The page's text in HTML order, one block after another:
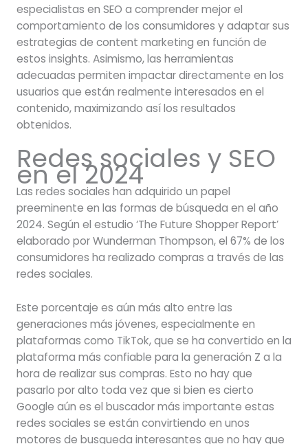
especialistas en SEO a comprender mejor el
comportamiento de los consumidores y adaptar sus
estrategias de content marketing en función de
estos insights. Asimismo, las herramientas
adecuadas permiten impactar directamente en los
usuarios que están realmente interesados en el
contenido, maximizando así los resultados
obtenidos.
Redes sociales y SEO
en el 2024
Las redes sociales han adquirido un papel
preeminente en las formas de búsqueda en el año
2024. Según el estudio ‘The Future Shopper Report’
elaborado por Wunderman Thompson, el 67% de los
consumidores ha realizado compras a través de las
redes sociales.
Este porcentaje es aún más alto entre las
generaciones más jóvenes, especialmente en
plataformas como TikTok, que se ha convertido en la
plataforma más confiable para la generación Z a la
hora de realizar sus compras. Esto no hay que
pasarlo por alto toda vez que si bien es cierto
Google aún es el buscador más importante estas
redes sociales se están convirtiendo en unos
motores de busqueda interesantes que no hay que